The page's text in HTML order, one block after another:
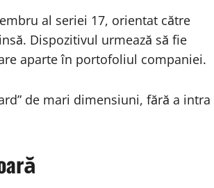
al seriei 17, orientat către
Dispozitivul urmează să fie
aparte în portofoliul companiei.
de mari dimensiuni, fără a intra